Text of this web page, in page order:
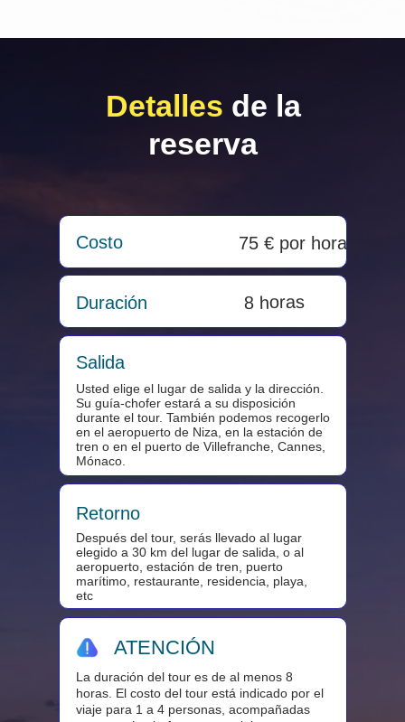
Detalles de la
reserva
Usted elige el lugar de salida y la dirección.
Su guía-chofer estará a su disposición
durante el tour. También podemos recogerlo
en el aeropuerto de Niza, en la estación de
tren o en el puerto de Villefranche, Cannes,
Mónaco.
Retorno
Después del tour, serás llevado al lugar
elegido a 30 km del lugar de salida, o al
aeropuerto, estación de tren, puerto
marítimo, restaurante, residencia, playa,
etc
Duración
La duración del tour es de al menos 8
horas. El costo del tour está indicado por el
viaje para 1 a 4 personas, acompañadas
Salida
8 horas
ATENCIÓN
Costo 75 € por hora